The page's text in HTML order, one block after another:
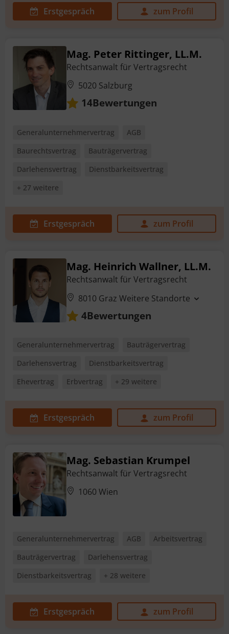
Erstgespräch zum Profil
Mag. Peter Rittinger, LL.M.
Rechtsanwalt für Vertragsrecht
5020 Salzburg
14Bewertungen
Generalunternehmervertrag
AGB
Baurechtsvertrag
Bauträgervertrag
Darlehensvertrag
Dienstbarkeitsvertrag
+ 27 weitere
Erstgespräch zum Profil
Mag. Heinrich Wallner, LL.M.
Rechtsanwalt für Vertragsrecht
8010 Graz Weitere Standorte
4Bewertungen
Generalunternehmervertrag
Bauträgervertrag
Darlehensvertrag
Dienstbarkeitsvertrag
Ehevertrag
Erbvertrag + 29 weitere
Erstgespräch zum Profil
Mag. Sebastian Krumpel
Rechtsanwalt für Vertragsrecht
1060 Wien
Generalunternehmervertrag AGB
Arbeitsvertrag
Bauträgervertrag
Darlehensvertrag
Dienstbarkeitsvertrag
+ 28 weitere
Erstgespräch zum Profil